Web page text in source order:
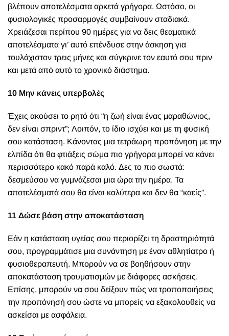
βλέπουν αποτελέσματα αρκετά γρήγορα. Ωστόσο, οι
φυσιολογικές προσαρμογές συμβαίνουν σταδιακά.
Χρειάζεσαι περίπου 90 ημέρες για να δεις θεαματικά
αποτελέσματα γι’ αυτό επένδυσε στην άσκηση για
τουλάχιστον τρεις μήνες και σύγκρινε τον εαυτό σου πριν
και μετά από αυτό το χρονικό διάστημα.
10 Μην κάνεις υπερβολές
Έχεις ακούσει το ρητό ότι “η ζωή είναι ένας μαραθώνιος,
δεν είναι σπριντ”; Λοιπόν, το ίδιο ισχύει και με τη φυσική
σου κατάσταση. Κάνοντας μια τετράωρη προπόνηση με την
ελπίδα ότι θα φτιάξεις σώμα πιο γρήγορα μπορεί να κάνει
περισσότερο κακό παρά καλό. Δες το πιο σωστά:
δεσμεύσου να γυμνάζεσαι μια ώρα την ημέρα. Τα
αποτελέσματά σου θα είναι καλύτερα και δεν θα “καείς”.
11 Δώσε βάση στην αποκατάσταση
Εάν η κατάσταση υγείας σου περιορίζει τη δραστηριότητά
σου, προγραμμάτισε μια συνάντηση με έναν αθλητίατρο ή
φυσιοθεραπευτή. Μπορούν να σε βοηθήσουν στην
αποκατάσταση τραυματισμών με διάφορες ασκήσεις.
Επίσης, μπορούν να σου δείξουν πώς να τροποποιήσεις
την προπόνησή σου ώστε να μπορείς να εξακολουθείς να
ασκείσαι με ασφάλεια.